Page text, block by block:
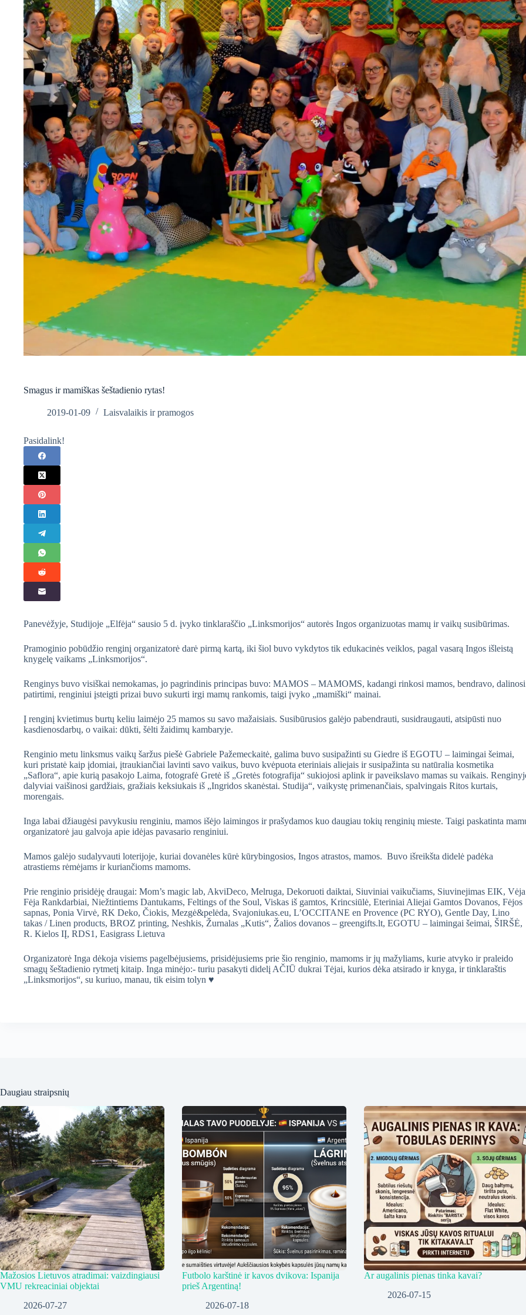
Smagus ir mamiškas šeštadienio rytas!
2019-01-09 Laisvalaikis ir pramogos
Pasidalink!
Panevėžyje, Studijoje „Elfėja“ sausio 5 d. įvyko tinklaraščio „Linksmorijos“ autorės Ingos organizuotas mamų ir vaikų susibūrimas.
Pramoginio pobūdžio renginį organizatorė darė pirmą kartą, iki šiol buvo vykdytos tik edukacinės veiklos, pagal vasarą Ingos išleistą
knygelę vaikams „Linksmorijos“.
Renginys buvo visiškai nemokamas, jo pagrindinis principas buvo: MAMOS – MAMOMS, kadangi rinkosi mamos, bendravo, dalinosi
patirtimi, renginiui įsteigti prizai buvo sukurti irgi mamų rankomis, taigi įvyko „mamiški“ mainai.
Į renginį kvietimus burtų keliu laimėjo 25 mamos su savo mažaisiais. Susibūrusios galėjo pabendrauti, susidraugauti, atsipūsti nuo
kasdienosdarbų, o vaikai: dūkti, šėlti žaidimų kambaryje.
Renginio metu linksmus vaikų šaržus piešė Gabriele Pažemeckaitė, galima buvo susipažinti su Giedre iš EGOTU – laimingai šeimai,
kuri pristatė kaip įdomiai, įtraukiančiai lavinti savo vaikus, buvo kvėpuota eteriniais aliejais ir susipažinta su natūralia kosmetika
„Saflora“, apie kurią pasakojo Laima, fotografė Gretė iš „Gretės fotografija“ sukiojosi aplink ir paveikslavo mamas su vaikais.
dalyviai vaišinosi gardžiais, gražiais keksiukais iš „Ingridos skanėstai. Studija“, vaikystę primenančiais, spalvingais Ritos kurtais,
morengais.
Inga labai džiaugėsi pavykusiu renginiu, mamos išėjo laimingos ir prašydamos kuo daugiau tokių renginių mieste. Taigi paskatinta
organizatorė jau galvoja apie idėjas pavasario renginiui.
Mamos galėjo sudalyvauti loterijoje, kuriai dovanėles kūrė kūrybingosios, Ingos atrastos, mamos. Buvo išreikšta didelė padėka
atrastiems rėmėjams ir kuriančioms mamoms.
Prie renginio prisidėję draugai: Mom’s magic lab, AkviDeco, Melruga, Dekoruoti daiktai, Siuviniai vaikučiams, Siuvinejimas EIK, Vėja
Fėja Rankdarbiai, Niežtintiems Dantukams, Feltings of the Soul, Viskas iš gamtos, Krincsiūlė, Eteriniai Aliejai Gamtos Dovanos, Fėjos
sapnas, Ponia Virvė, RK Deko, Čiokis, Mezgė&pelėda, Svajoniukas.eu, L’OCCITANE en Provence (PC RYO), Gentle Day, Lino
takas / Linen products, BROZ printing, Neshkis, Žurnalas „Kutis“, Žalios dovanos – greengifts.lt, EGOTU – laimingai šeimai, ŠIRŠĖ,
R. Kielos IĮ, RDS1, Easigrass Lietuva
Organizatorė Inga dėkoja visiems pagelbėjusiems, prisidėjusiems prie šio renginio, mamoms ir jų mažyliams, kurie atvyko ir praleido
smagų šeštadienio rytmetį kitaip. Inga minėjo:- turiu pasakyti didelį AČIŪ dukrai Tėjai, kurios dėka atsirado ir knyga, ir tinklaraštis
„Linksmorijos“, su kuriuo, manau, tik eisim tolyn ♥
Daugiau straipsnių
Mažosios Lietuvos atradimai: vaizdingiausi
VMU rekreaciniai objektai
2026-07-27
Futbolo karštinė ir kavos dvikova: Ispanija
prieš Argentiną!
2026-07-18
Ar augalinis pienas tinka kavai?
2026-07-15